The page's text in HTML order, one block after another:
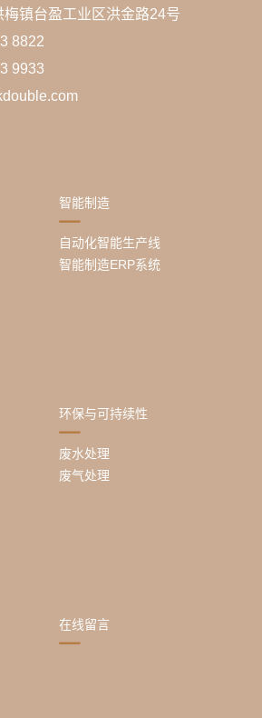
镇台盈工业区洪金路24号
8822
9933
智能制造
自动化智能生产线
智能制造ERP系统
环保与可持续性
废水处理
废气处理
在线留言